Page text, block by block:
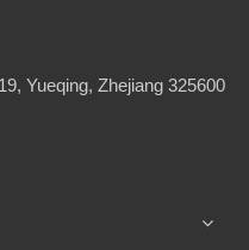
Yueqing, Zhejiang 325600